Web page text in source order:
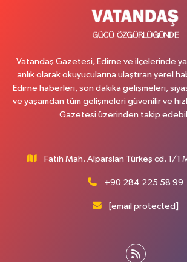
Vatandaş Gazetesi, Edirne ve ilçelerinde
anlık olarak okuyucularına ulaştıran yerel
Edirne haberleri, son dakika gelişmeleri,
ve yaşamdan tüm gelişmeleri güvenilir ve
Gazetesi üzerinden takip
Fatih Mah. Alparslan Türkeş cd. 1/1
+90 284 225 58 99
[email protected]